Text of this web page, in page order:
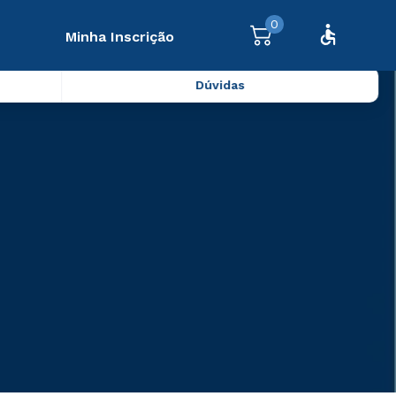
Minha Inscrição
0
Dúvidas